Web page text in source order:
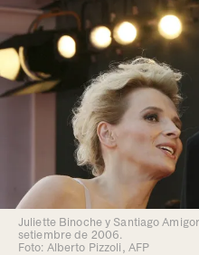
Juliette Binoche y Santiago
setiembre de 2006.
Foto: Alberto Pizzoli, AFP